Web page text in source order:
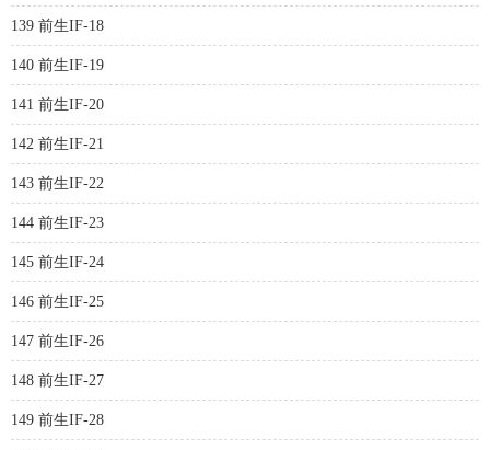
139 前生IF-18
140 前生IF-19
141 前生IF-20
142 前生IF-21
143 前生IF-22
144 前生IF-23
145 前生IF-24
146 前生IF-25
147 前生IF-26
148 前生IF-27
149 前生IF-28